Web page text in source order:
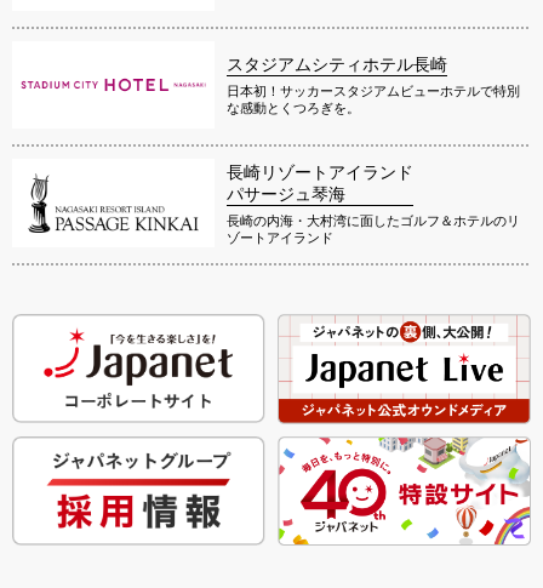
スタジアムシティホテル長崎
日本初！サッカースタジアムビューホテルで特別
な感動とくつろぎを。
長崎リゾートアイランド
パサージュ琴海
長崎の内海・大村湾に面したゴルフ＆ホテルのリ
ゾートアイランド